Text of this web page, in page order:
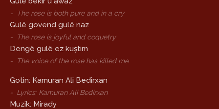
- The rose is both pure and in a cry
Gulê govend gulê naz
- The rose is joyful and coquetry
Dengê gulê ez kuştim
- The voice of the rose has killed me
Gotin: Kamuran Ali Bedirxan
- Lyrics: Kamuran Ali Bedirxan
Muzik: Mirady